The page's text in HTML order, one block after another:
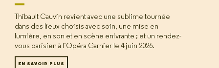
Thibault Cauvin revient avec une sublime tournée
dans des lieux choisis avec soin, une mise en
lumière, en son et en scène enivrante ; et un rendez-
vous parisien à l’Opéra Garnier le 4 juin 2026.
EN SAVOIR PLUS